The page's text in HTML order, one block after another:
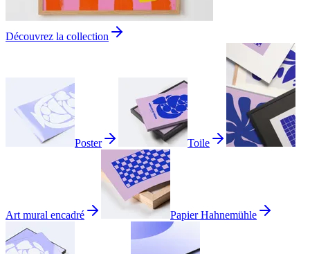
Découvrez la collection
Poster Toile
Art mural encadré Papier Hahnemühle